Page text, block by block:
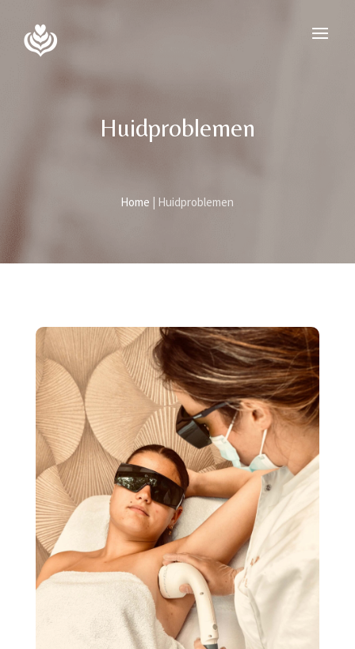
Huidproblemen
Home | Huidproblemen